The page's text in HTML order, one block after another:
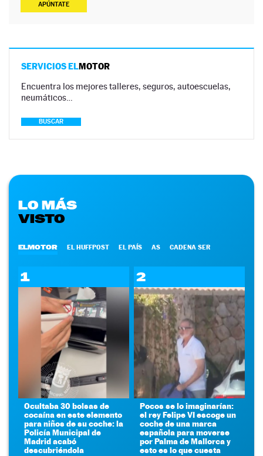
APÚNTATE
SERVICIOS ELMOTOR
Encuentra los mejores talleres, seguros, autoescuelas,
neumáticos…
BUSCAR
LO MÁS
VISTO
ELMOTOR EL HUFFPOST EL PAÍS AS CADENA SER
1
Ocultaba 30 bolsas de
cocaína en este elemento
para niños de su coche: la
Policía Municipal de
Madrid acabó
descubriéndola
2
Pocos se lo imaginarían:
el rey Felipe VI escoge un
coche de una marca
española para moverse
por Palma de Mallorca y
esto es lo que cuesta